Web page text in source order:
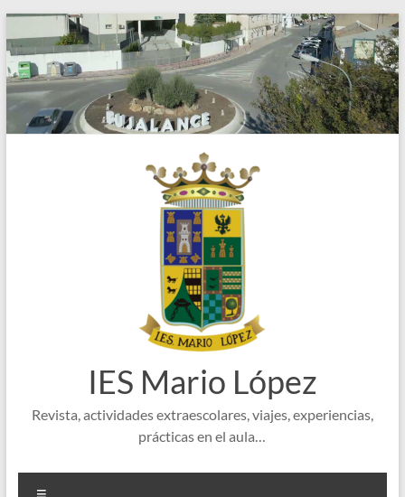
Saltar
al
contenido
IES Mario López
Revista, actividades extraescolares, viajes, experiencias,
prácticas en el aula…